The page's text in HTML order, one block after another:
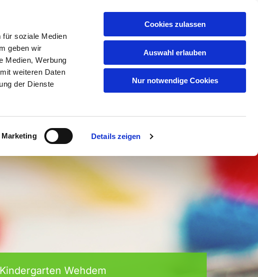
für soziale Medien
geben wir
Medien, Werbung
weiteren Daten
der Dienste
Marketing Details zeigen
Cookies zulassen
Auswahl erlauben
Nur notwendige Cookies
Wehdem